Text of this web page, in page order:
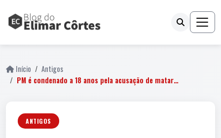
Início
Antigos
PM é condenado a 18 anos pela acusação de matar…
ANTIGOS